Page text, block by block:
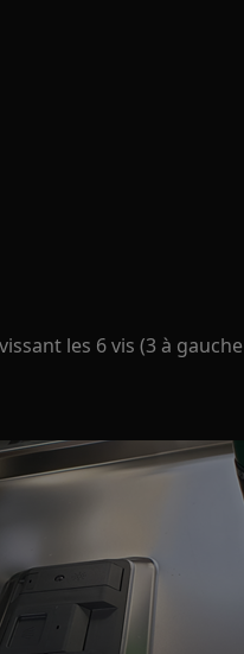
les 6 vis (3 à